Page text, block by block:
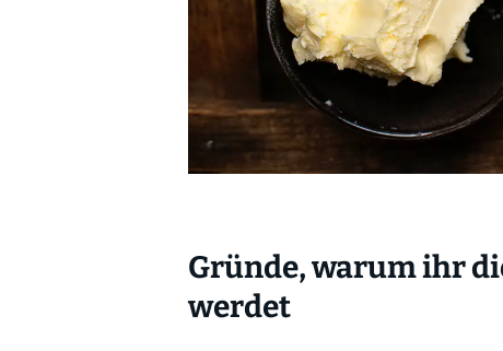
Gründe, warum ihr
werdet